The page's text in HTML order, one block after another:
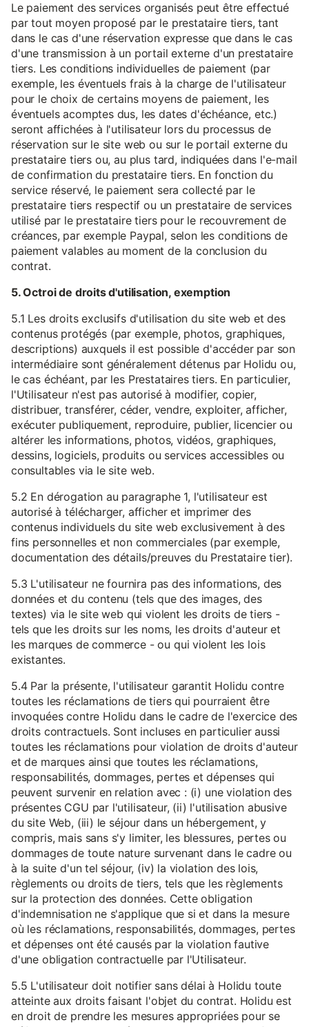
Le paiement des services organisés peut être effectué
par tout moyen proposé par le prestataire tiers, tant
dans le cas d'une réservation expresse que dans le cas
d'une transmission à un portail externe d'un prestataire
tiers. Les conditions individuelles de paiement (par
exemple, les éventuels frais à la charge de l'utilisateur
pour le choix de certains moyens de paiement, les
éventuels acomptes dus, les dates d'échéance, etc.)
seront affichées à l'utilisateur lors du processus de
réservation sur le site web ou sur le portail externe du
prestataire tiers ou, au plus tard, indiquées dans l'e-mail
de confirmation du prestataire tiers. En fonction du
service réservé, le paiement sera collecté par le
prestataire tiers respectif ou un prestataire de services
utilisé par le prestataire tiers pour le recouvrement de
créances, par exemple Paypal, selon les conditions de
paiement valables au moment de la conclusion du
contrat.
5. Octroi de droits d'utilisation, exemption
5.1 Les droits exclusifs d'utilisation du site web et des
contenus protégés (par exemple, photos, graphiques,
descriptions) auxquels il est possible d'accéder par son
intermédiaire sont généralement détenus par Holidu ou,
le cas échéant, par les Prestataires tiers. En particulier,
l'Utilisateur n'est pas autorisé à modifier, copier,
distribuer, transférer, céder, vendre, exploiter, afficher,
exécuter publiquement, reproduire, publier, licencier ou
altérer les informations, photos, vidéos, graphiques,
dessins, logiciels, produits ou services accessibles ou
consultables via le site web.
5.2 En dérogation au paragraphe 1, l'utilisateur est
autorisé à télécharger, afficher et imprimer des
contenus individuels du site web exclusivement à des
fins personnelles et non commerciales (par exemple,
documentation des détails/preuves du Prestataire tier).
5.3 L'utilisateur ne fournira pas des informations, des
données et du contenu (tels que des images, des
textes) via le site web qui violent les droits de tiers -
tels que les droits sur les noms, les droits d'auteur et
les marques de commerce - ou qui violent les lois
existantes.
5.4 Par la présente, l'utilisateur garantit Holidu contre
toutes les réclamations de tiers qui pourraient être
invoquées contre Holidu dans le cadre de l'exercice des
droits contractuels. Sont incluses en particulier aussi
toutes les réclamations pour violation de droits d'auteur
et de marques ainsi que toutes les réclamations,
responsabilités, dommages, pertes et dépenses qui
peuvent survenir en relation avec : (i) une violation des
présentes CGU par l'utilisateur, (ii) l'utilisation abusive
du site Web, (iii) le séjour dans un hébergement, y
compris, mais sans s'y limiter, les blessures, pertes ou
dommages de toute nature survenant dans le cadre ou
à la suite d'un tel séjour, (iv) la violation des lois,
règlements ou droits de tiers, tels que les règlements
sur la protection des données. Cette obligation
d'indemnisation ne s'applique que si et dans la mesure
où les réclamations, responsabilités, dommages, pertes
et dépenses ont été causés par la violation fautive
d'une obligation contractuelle par l'Utilisateur.
5.5 L'utilisateur doit notifier sans délai à Holidu toute
atteinte aux droits faisant l'objet du contrat. Holidu est
en droit de prendre les mesures appropriées pour se